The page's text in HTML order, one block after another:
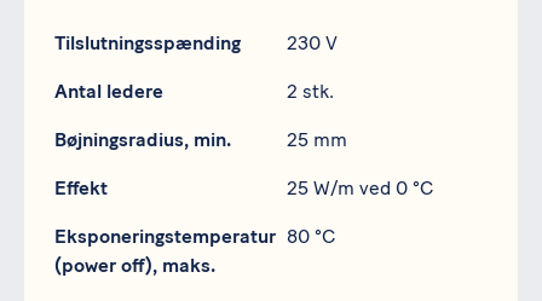
Specifikation
Tilslutningsspænding 230 V
Antal ledere 2 stk.
Bøjningsradius, min. 25 mm
Effekt 25 W/m ved 0 °C
Eksponeringstemperatur
(power off), maks.
80 °C